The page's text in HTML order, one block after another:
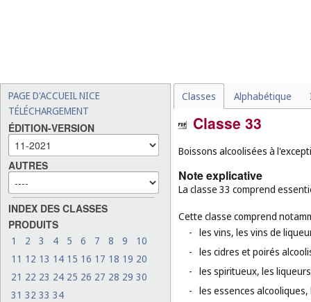
PAGE D'ACCUEIL NICE
TÉLÉCHARGEMENT
ÉDITION-VERSION
AUTRES
INDEX DES CLASSES
PRODUITS
1 2 3 4 5 6 7 8 9
10
11 12 13 14 15 16 17 18 19 20
21 22 23 24 25 26 27 28 29 30
31 32 33 34
Classes Alphabétique
Classe 33
Boissons alcoolisées à
Note explicative
La classe 33 comprend
Cette classe comprend
- les vins, les vins de
- les cidres et poirés
- les spiritueux, les
- les essences